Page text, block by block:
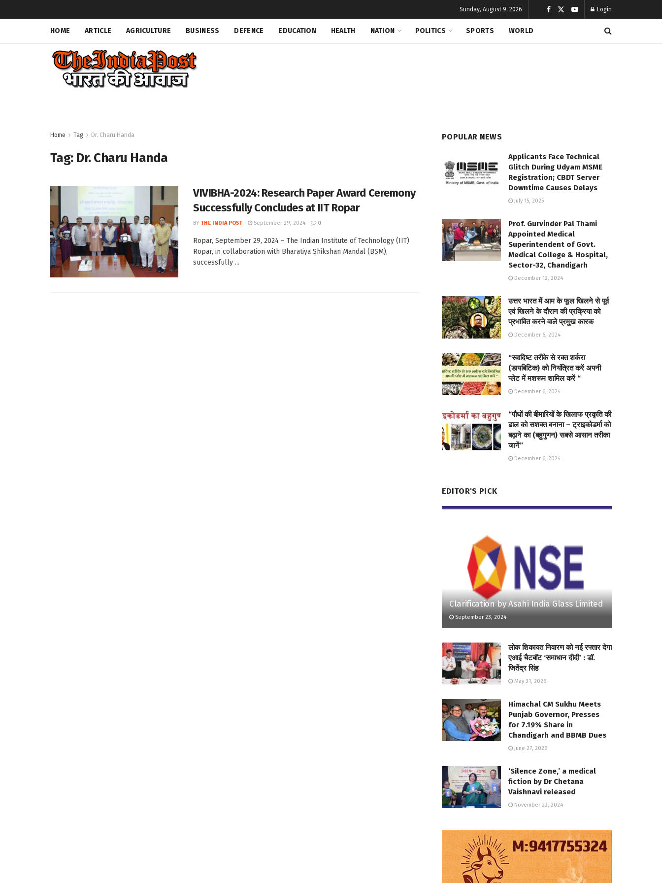
Sunday, August 9, 2026 Login
HOME ARTICLE AGRICULTURE BUSINESS DEFENCE EDUCATION HEALTH NATION POLITICS SPORTS WORLD
Home Tag Dr. Charu Handa
Tag: Dr. Charu Handa
VIVIBHA-2024: Research Paper Award Ceremony
Successfully Concludes at IIT Ropar
BY THE INDIA POST September 29, 2024 0
Ropar, September 29, 2024 – The Indian Institute of Technology (IIT)
Ropar, in collaboration with Bharatiya Shikshan Mandal (BSM),
successfully ...
POPULAR NEWS
Applicants Face Technical
Glitch During Udyam MSME
Registration; CBDT Server
Downtime Causes Delays
July 15, 2025
Prof. Gurvinder Pal Thami
Appointed Medical
Superintendent of Govt.
Medical College & Hospital,
Sector-32, Chandigarh
December 12, 2024
उत्तर भारत में आम के फूल खिलने से पूर्व
एवं खिलने के दौरान की प्रक्रिया को
प्रभावित करने वाले प्रमुख कारक
December 6, 2024
“स्वादिष्ट तरीके से रक्त शर्करा
(डायबिटिक) को नियंत्रित करें अपनी
प्लेट में मशरूम शामिल करें “
December 6, 2024
“पौधों की बीमारियों के खिलाफ प्रकृति की
ढाल को सशक्त बनाना – ट्राइकोडर्मा को
बढ़ाने का (बहुगुणन) सबसे आसान तरीका
जानें”
December 6, 2024
EDITOR'S PICK
Clarification by Asahi India Glass Limited
September 23, 2024
लोक शिकायत निवारण को नई रफ्तार देगा
एआई चैटबॉट ‘समाधान दीदी’ : डॉ.
जितेंद्र सिंह
May 31, 2026
Himachal CM Sukhu Meets
Punjab Governor, Presses
for 7.19% Share in
Chandigarh and BBMB Dues
June 27, 2026
‘Silence Zone,’ a medical
fiction by Dr Chetana
Vaishnavi released
November 22, 2024